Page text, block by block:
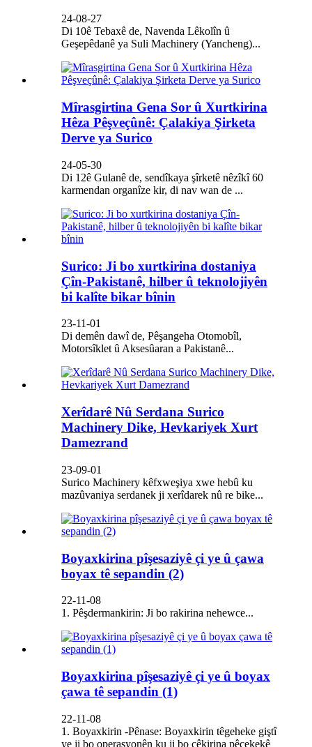
24-08-27
Di 10ê Tebaxê de, Navenda Lêkolîn û
Geşepêdanê ya Suli Machinery (Yancheng)...
Mîrasgirtina Gena Sor û Xurtkirina
Hêza Pêşveçûnê: Çalakiya Şirketa
Derve ya Surico
24-05-30
Di 12ê Gulanê de, sendîkaya şîrketê nêzîkî 60
karmendan organîze kir, di nav wan de ...
Surico: Ji bo xurtkirina dostaniya
Çîn-Pakistanê, hilber û teknolojiyên
bi kalîte bikar bînin
23-11-01
Di demên dawî de, Pêşangeha Otomobîl,
Motorsîklet û Aksesûaran a Pakistanê...
Xerîdarê Nû Serdana Surico
Machinery Dike, Hevkariyek Xurt
Damezrand
23-09-01
Surico Machinery kêfxweşiya xwe hebû ku
mazûvaniya serdanek ji xerîdarek nû re bike...
Boyaxkirina pîşesaziyê çi ye û çawa
boyax tê sepandin (2)
22-11-08
1. Pêşdermankirin: Ji bo rakirina nehewce...
Boyaxkirina pîşesaziyê çi ye û boyax
çawa tê sepandin (1)
22-11-08
1. Boyaxkirin -Pênase: Boyaxkirin têgeheke giştî
ye ji bo operasyonên ku ji bo çêkirina pêçekekê